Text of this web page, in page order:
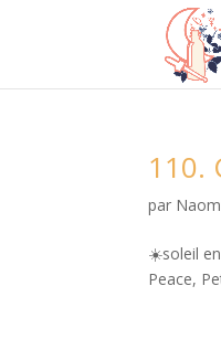
110.
par
☀️soleil en
Peace,